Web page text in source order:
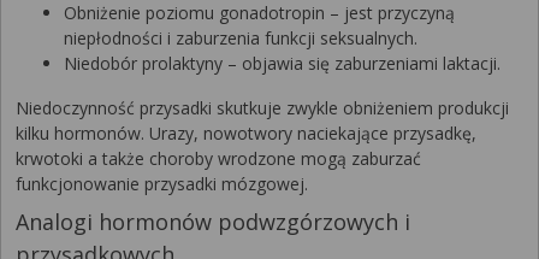
Obniżenie poziomu gonadotropin – jest przyczyną
niepłodności i zaburzenia funkcji seksualnych.
Niedobór prolaktyny – objawia się zaburzeniami laktacji.
Niedoczynność przysadki skutkuje zwykle obniżeniem produkcji
kilku hormonów. Urazy, nowotwory naciekające przysadkę,
krwotoki a także choroby wrodzone mogą zaburzać
funkcjonowanie przysadki mózgowej.
Analogi hormonów podwzgórzowych i